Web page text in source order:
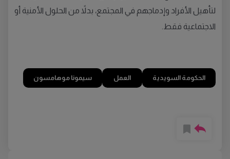
لتأهيل الأفراد وإدماجهم في المجتمع، بدلاً من الحلول الأمنية أو
الاجتماعية فقط.
الحكومة السويدية العمل سيمونا موهامسون